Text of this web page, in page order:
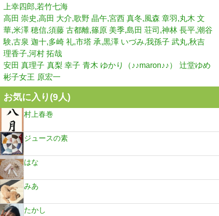
上幸四郎,若竹七海
高田 崇史,高田 大介,歌野 晶午,宮西 真冬,風森 章羽,丸木 文
華,米澤 穂信,須藤 古都離,篠原 美季,島田 荘司,神林 長平,潮谷
験,古泉 迦十,多崎 礼,市塔 承,黒澤 いづみ,我孫子 武丸,秋吉
理香子,河村 拓哉
安田 真理子 真梨 幸子 青木 ゆかり（♪♪maron♪♪）
辻堂ゆめ
彬子女王 原宏一
お気に入り(9人)
村上春巻
ジュースの素
はな
みあ
たかし